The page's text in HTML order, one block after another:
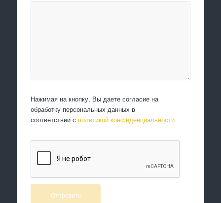
Нажимая на кнопку, Вы даете согласие на
обработку персональных данных в
соответствии с политикой конфиденциальности